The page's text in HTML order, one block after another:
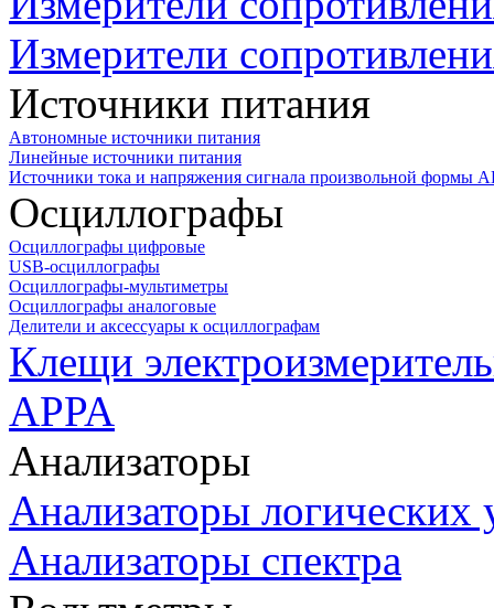
Измерители
Источники питания
Автономные источники питания
Линейные источники питания
Источники тока и напряжения сигнала произвольной формы
Осциллографы
Осциллографы цифровые
USB-осциллографы
Осциллографы-мультиметры
Осциллографы аналоговые
Делители и аксессуары к осциллографам
Клещи
APPA
Анализаторы
Анализаторы логических
Анализаторы спектра